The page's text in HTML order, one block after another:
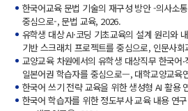
한국어교육 문법 기술의 재구성 방안 -의사소
중심으로-, 문법 교육, 2026.
유학생 대상 AI·코딩 기초교육의 설계 원리와
기반 스크래치 프로젝트를 중심으로, 인문사
교양교육 차원에서의 유학생 대상직무 한국어
일본어권 학습자를 중심으로—, 대학교양교육
한국어 쓰기 전략 교육을 위한 생성형 AI 활용
한국어 학습자를 위한 정도부사 교육 내용 연